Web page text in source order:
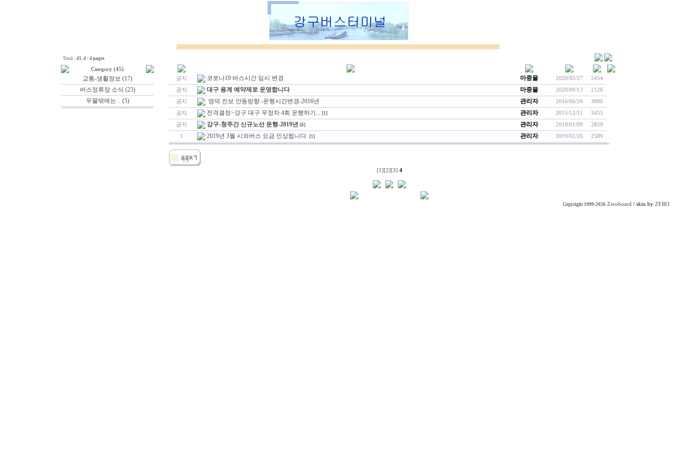
Total : 45, 4 / 4 pages
Category (45)
교통-생활정보 (17)
버스정류장 소식 (23)
우물밖에는... (5)
공지 코로나19 버스시간 임시 변경 마중물 2020/02/27 2454
공지 대구 용계 예약제로 운영합니다 마중물 2020/09/13 2126
공지 영덕 진보 안동방향 -운행시간변경-2016년 관리자 2016/06/26 3080
공지 전격결정>강구 대구 무정차 4회 운행하기... [1] 관리자 2015/12/11 3455
공지 강구-청주간 신규노선 운행-2019년 [6] 관리자 2019/01/09 2859
1 2019년 3월 시외버스 요금 인상됩니다. [1] 관리자 2019/02/20 2589
[1] [2] [3] 4
Copyright 1999-2026 Zeroboard / skin by ZERO